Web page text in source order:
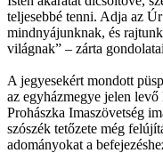
teljesebbé tenni. Adja az
mindnyájunknak, és
világnak” – zárta
A jegyesekért mondott
az egyházmegye jelen
Prohászka Imaszövetség
szószék tetőzete még
adományokat a